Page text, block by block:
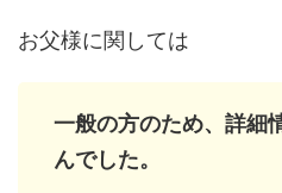
お父様に関しては
一般の方のため、詳細
んでした。